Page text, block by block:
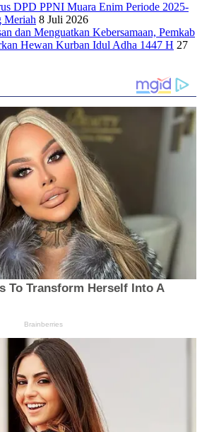
DPD PPNI Muara Enim Periode 2025-
Meriah 8 Juli 2026
dan Menguatkan Kebersamaan, Pemkab
Hewan Kurban Idul Adha 1447 H 27